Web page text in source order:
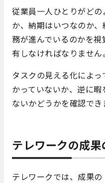
従業員一人ひとりがど
か、納期はいつなのか
務が進んでいるのかを
有しなければなりません。
タスクの見える化によ
かっていないか、逆に
ないかどうかを確認でき
テレワークの成
テレワークでは、成果の